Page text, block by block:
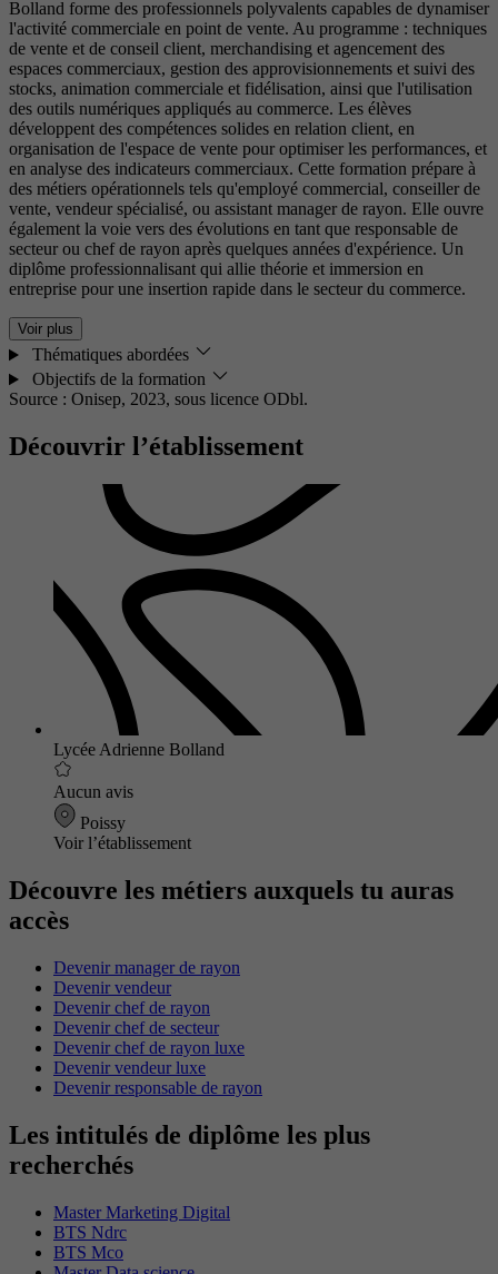
Bolland forme des professionnels polyvalents capables de dynamiser
l'activité commerciale en point de vente. Au programme : techniques
de vente et de conseil client, merchandising et agencement des
espaces commerciaux, gestion des approvisionnements et suivi des
stocks, animation commerciale et fidélisation, ainsi que l'utilisation
des outils numériques appliqués au commerce. Les élèves
développent des compétences solides en relation client, en
organisation de l'espace de vente pour optimiser les performances, et
en analyse des indicateurs commerciaux. Cette formation prépare à
des métiers opérationnels tels qu'employé commercial, conseiller de
vente, vendeur spécialisé, ou assistant manager de rayon. Elle ouvre
également la voie vers des évolutions en tant que responsable de
secteur ou chef de rayon après quelques années d'expérience. Un
diplôme professionnalisant qui allie théorie et immersion en
entreprise pour une insertion rapide dans le secteur du commerce.
Voir plus
Thématiques abordées
Objectifs de la formation
Source : Onisep, 2023, sous licence ODbl.
Découvrir l’établissement
Lycée Adrienne Bolland
Aucun avis
Poissy
Voir l’établissement
Découvre les métiers auxquels tu auras
accès
Devenir manager de rayon
Devenir vendeur
Devenir chef de rayon
Devenir chef de secteur
Devenir chef de rayon luxe
Devenir vendeur luxe
Devenir responsable de rayon
Les intitulés de diplôme les plus
recherchés
Master Marketing Digital
BTS Ndrc
BTS Mco